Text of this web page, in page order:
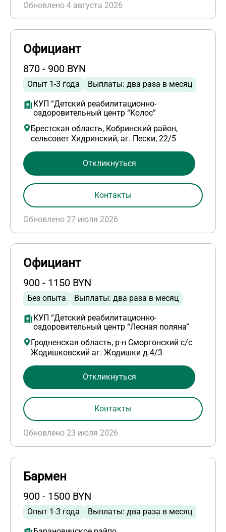
Обновлено 4 августа 2026
Официант
870 - 900 BYN
Опыт 1-3 года Выплаты: два раза в месяц
КУП “Детский реабилитационно-
оздоровительный центр “Колос”
Брестская область, Кобринский район,
сельсовет Хидринский, аг. Пески, 22/5
Обновлено 27 июля 2026
Откликнуться
Контакты
Официант
900 - 1150 BYN
Без опыта Выплаты: два раза в месяц
КУП “Детский реабилитационно-
оздоровительный центр “Лесная поляна”
Гродненская область, р-н Сморгонский с/с
Жодишковский аг. Жодишки д.4/3
Обновлено 23 июля 2026
Откликнуться
Контакты
Бармен
900 - 1500 BYN
Опыт 1-3 года Выплаты: два раза в месяц